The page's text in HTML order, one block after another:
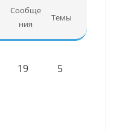
Сообще
ния
Темы
19 5